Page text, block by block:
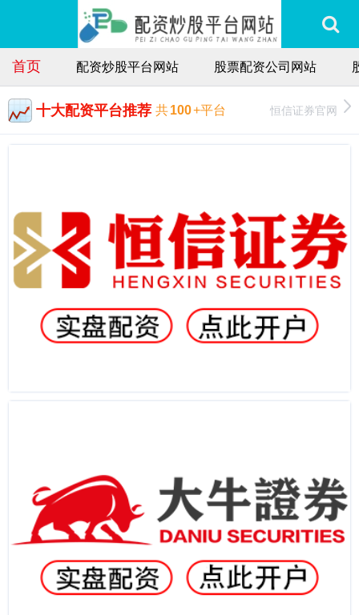
首页 配资炒股平台网站 股票配资公司网站
十大配资平台推荐 共100+平台 恒信证券官网